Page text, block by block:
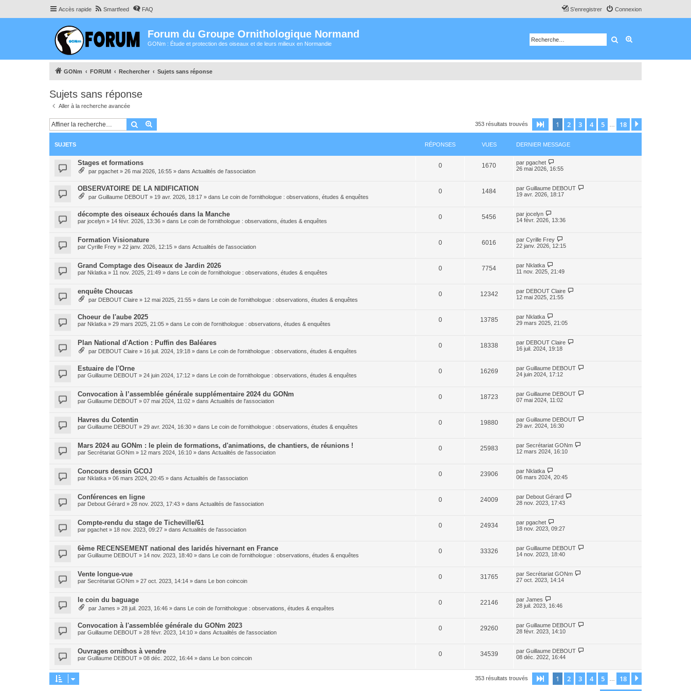
Accès rapide Smartfeed FAQ Connexion
S’enregistrer
Forum du Groupe Ornithologique Normand
GONm : Étude et protection des oiseaux et de leurs milieux en Normandie Rechercher
GONm FORUM Rechercher Sujets sans réponse
Sujets sans réponse
Aller à la recherche avancée
Rechercher 353 résultats trouvés Page sur18
1 2 3 4 5 18
SUJETS RÉPONSES VUES DERNIER MESSAGE
Stages et formations
par pgachet » 26 mai 2026, 16:55 » dans Actualités de l'association
0 1670 par pgachet
26 mai 2026, 16:55
OBSERVATOIRE DE LA NIDIFICATION
par Guillaume DEBOUT » 19 avr. 2026, 18:17 » dans Le coin de l'ornithologue : observations, études & enquêtes
0 1484 par Guillaume DEBOUT
19 avr. 2026, 18:17
décompte des oiseaux échoués dans la Manche
par jocelyn » 14 févr. 2026, 13:36 » dans Le coin de l'ornithologue : observations, études & enquêtes
0 5456 par jocelyn
14 févr. 2026, 13:36
Formation Visionature
par Cyrille Frey » 22 janv. 2026, 12:15 » dans Actualités de l'association
0 6016 par Cyrille Frey
22 janv. 2026, 12:15
Grand Comptage des Oiseaux de Jardin 2026
par Nklatka » 11 nov. 2025, 21:49 » dans Le coin de l'ornithologue : observations, études & enquêtes
0 7754 par Nklatka
11 nov. 2025, 21:49
enquête Choucas
par DEBOUT Claire » 12 mai 2025, 21:55 » dans Le coin de l'ornithologue : observations, études & enquêtes
0 12342 par DEBOUT Claire
12 mai 2025, 21:55
Choeur de l'aube 2025
par Nklatka » 29 mars 2025, 21:05 » dans Le coin de l'ornithologue : observations, études & enquêtes
0 13785 par Nklatka
29 mars 2025, 21:05
Plan National d'Action : Puffin des Baléares
par DEBOUT Claire » 16 juil. 2024, 19:18 » dans Le coin de l'ornithologue : observations, études & enquêtes
0 18338 par DEBOUT Claire
16 juil. 2024, 19:18
Estuaire de l'Orne
par Guillaume DEBOUT » 24 juin 2024, 17:12 » dans Le coin de l'ornithologue : observations, études & enquêtes
0 16269 par Guillaume DEBOUT
24 juin 2024, 17:12
Convocation à l’assemblée générale supplémentaire 2024 du GONm
par Guillaume DEBOUT » 07 mai 2024, 11:02 » dans Actualités de l'association
0 18723 par Guillaume DEBOUT
07 mai 2024, 11:02
Havres du Cotentin
par Guillaume DEBOUT » 29 avr. 2024, 16:30 » dans Le coin de l'ornithologue : observations, études & enquêtes
0 19880 par Guillaume DEBOUT
29 avr. 2024, 16:30
Mars 2024 au GONm : le plein de formations, d'animations, de chantiers, de réunions !
par Secrétariat GONm » 12 mars 2024, 16:10 » dans Actualités de l'association
0 25983 par Secrétariat GONm
12 mars 2024, 16:10
Concours dessin GCOJ
par Nklatka » 06 mars 2024, 20:45 » dans Actualités de l'association
0 23906 par Nklatka
06 mars 2024, 20:45
Conférences en ligne
par Debout Gérard » 28 nov. 2023, 17:43 » dans Actualités de l'association
0 24009 par Debout Gérard
28 nov. 2023, 17:43
Compte-rendu du stage de Ticheville/61
par pgachet » 18 nov. 2023, 09:27 » dans Actualités de l'association
0 24934 par pgachet
18 nov. 2023, 09:27
6ème RECENSEMENT national des laridés hivernant en France
par Guillaume DEBOUT » 14 nov. 2023, 18:40 » dans Le coin de l'ornithologue : observations, études & enquêtes
0 33326 par Guillaume DEBOUT
14 nov. 2023, 18:40
Vente longue-vue
par Secrétariat GONm » 27 oct. 2023, 14:14 » dans Le bon coincoin
0 31765 par Secrétariat GONm
27 oct. 2023, 14:14
le coin du baguage
par James » 28 juil. 2023, 16:46 » dans Le coin de l'ornithologue : observations, études & enquêtes
0 22146 par James
28 juil. 2023, 16:46
Convocation à l'assemblée générale du GONm 2023
par Guillaume DEBOUT » 28 févr. 2023, 14:10 » dans Actualités de l'association
0 29260 par Guillaume DEBOUT
28 févr. 2023, 14:10
Ouvrages ornithos à vendre
par Guillaume DEBOUT » 08 déc. 2022, 16:44 » dans Le bon coincoin
0 34539 par Guillaume DEBOUT
08 déc. 2022, 16:44
353 résultats trouvés Page sur18
1 2 3 4 5 18